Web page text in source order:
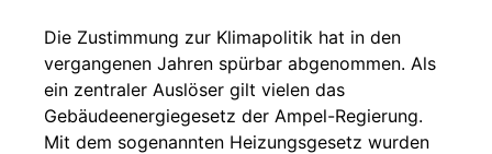
Die Zustimmung zur Klimapolitik hat in den
vergangenen Jahren spürbar abgenommen. Als
ein zentraler Auslöser gilt vielen das
Gebäudeenergiegesetz der Ampel-Regierung.
Mit dem sogenannten Heizungsgesetz wurden